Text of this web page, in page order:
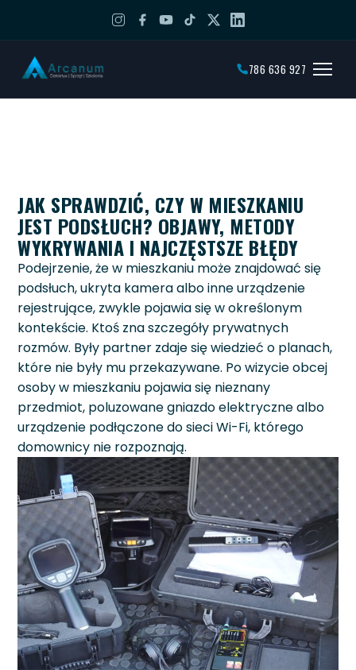
786 636 927
JAK SPRAWDZIĆ, CZY W MIESZKANIU
JEST PODSŁUCH? OBJAWY, METODY
WYKRYWANIA I NAJCZĘSTSZE BŁĘDY
Podejrzenie, że w mieszkaniu może znajdować się
podsłuch, ukryta kamera albo inne urządzenie
rejestrujące, zwykle pojawia się w określonym
kontekście. Ktoś zna szczegóły prywatnych
rozmów. Były partner zdaje się wiedzieć o planach,
które nie były mu przekazywane. Po wizycie obcej
osoby w mieszkaniu pojawia się nieznany
przedmiot, poluzowane gniazdo elektryczne albo
urządzenie podłączone do sieci Wi-Fi, którego
domownicy nie rozpoznają.